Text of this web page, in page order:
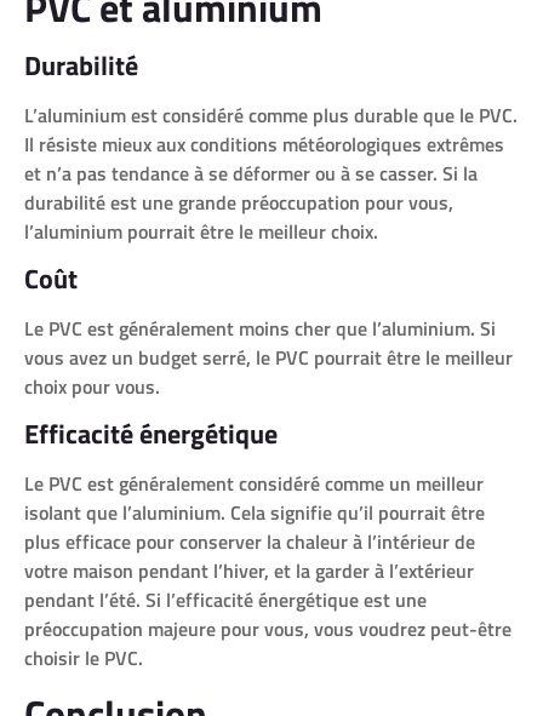
Durabilité
L’aluminium est considéré comme plus durable que le PVC.
Il résiste mieux aux conditions météorologiques extrêmes
et n’a pas tendance à se déformer ou à se casser. Si la
durabilité est une grande préoccupation pour vous,
l’aluminium pourrait être le meilleur choix.
Coût
Le PVC est généralement moins cher que l’aluminium. Si
vous avez un budget serré, le PVC pourrait être le meilleur
choix pour vous.
Efficacité énergétique
Le PVC est généralement considéré comme un meilleur
isolant que l’aluminium. Cela signifie qu’il pourrait être
plus efficace pour conserver la chaleur à l’intérieur de
votre maison pendant l’hiver, et la garder à l’extérieur
pendant l’été. Si l’efficacité énergétique est une
préoccupation majeure pour vous, vous voudrez peut-être
choisir le PVC.